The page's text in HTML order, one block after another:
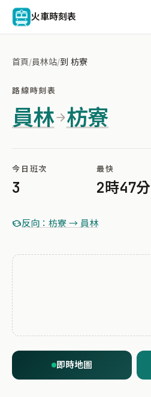
火車時刻表
首頁/員林站/到 枋寮
路線時刻表
員林 枋寮
今日班次
3
最快
2時47分
反向：枋寮 → 員林
即時地圖